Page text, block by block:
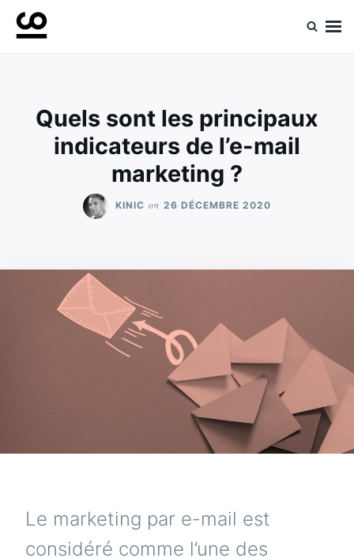
SkipSearch
for:
Quels sont les principaux
indicateurs de l’e-mail
marketing ?
KINIC on 26 DÉCEMBRE 2020
Le marketing par e-mail est
considéré comme l’une des